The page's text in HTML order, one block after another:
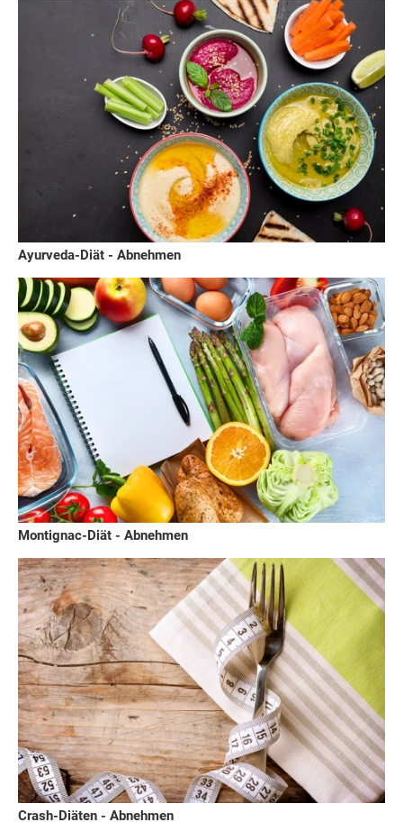
Ayurveda-Diät - Abnehmen
Montignac-Diät - Abnehmen
Crash-Diäten - Abnehmen